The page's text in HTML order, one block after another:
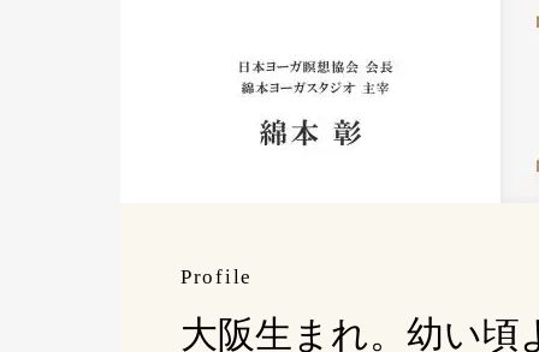
Profile
大阪生まれ。幼い頃